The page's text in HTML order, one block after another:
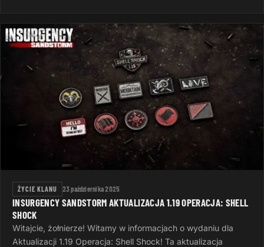
ŻYCIE KLANU 23 października 2025
INSURGENCY SANDSTORM AKTUALIZACJA 1.19 OPERACJA: SHELL
SHOCK
Witajcie, żołnierze! Witamy w informacjach o wydaniu dla
Aktualizacji 1.19 Operacja: Shell Shock! Ta aktualizacja